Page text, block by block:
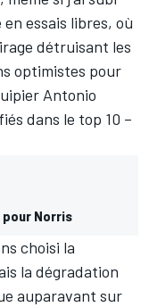
essais libres, où
détruisant les
optimistes pour
Antonio
dans le top 10 –
Norris
choisi la
la dégradation
auparavant sur